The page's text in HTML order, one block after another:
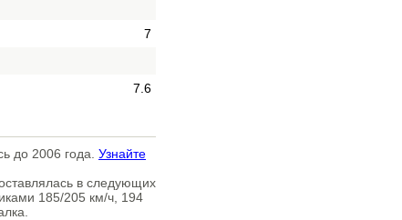
7
7.6
до 2006 года. Узнайте
в следующих
185/205 км/ч, 194